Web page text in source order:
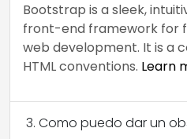
Bootstrap is a sleek,
front-end framework for
web development. It is a
HTML conventions. Learn
3. Como puedo dar un